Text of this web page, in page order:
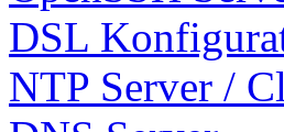
DSL
NTP Server /